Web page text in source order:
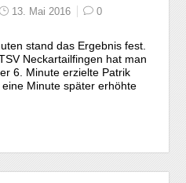
13. Mai 2016
0
stand das Ergebnis fest.
Neckartailfingen hat man
6. Minute erzielte Patrik
Minute später erhöhte